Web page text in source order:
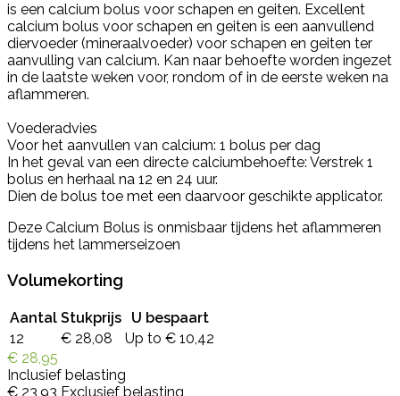
is een calcium bolus voor schapen en geiten. Excellent
calcium bolus voor schapen en geiten is een aanvullend
diervoeder (mineraalvoeder) voor schapen en geiten ter
aanvulling van calcium. Kan naar behoefte worden ingezet
in de laatste weken voor, rondom of in de eerste weken na
aflammeren.
Voederadvies
Voor het aanvullen van calcium: 1 bolus per dag
In het geval van een directe calciumbehoefte: Verstrek 1
bolus en herhaal na 12 en 24 uur.
Dien de bolus toe met een daarvoor geschikte applicator.
Deze Calcium Bolus is onmisbaar tijdens het aflammeren
tijdens het lammerseizoen
Volumekorting
Aantal Stukprijs
U bespaart
12
€ 28,08
Up to € 10,42
€ 28,95
Inclusief belasting
€ 23,93 Exclusief belasting